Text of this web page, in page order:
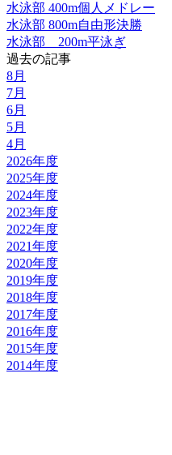
水泳部 400m個人メドレー
水泳部 800m自由形決勝
水泳部__200m平泳ぎ
過去の記事
8月
7月
6月
5月
4月
2026年度
2025年度
2024年度
2023年度
2022年度
2021年度
2020年度
2019年度
2018年度
2017年度
2016年度
2015年度
2014年度